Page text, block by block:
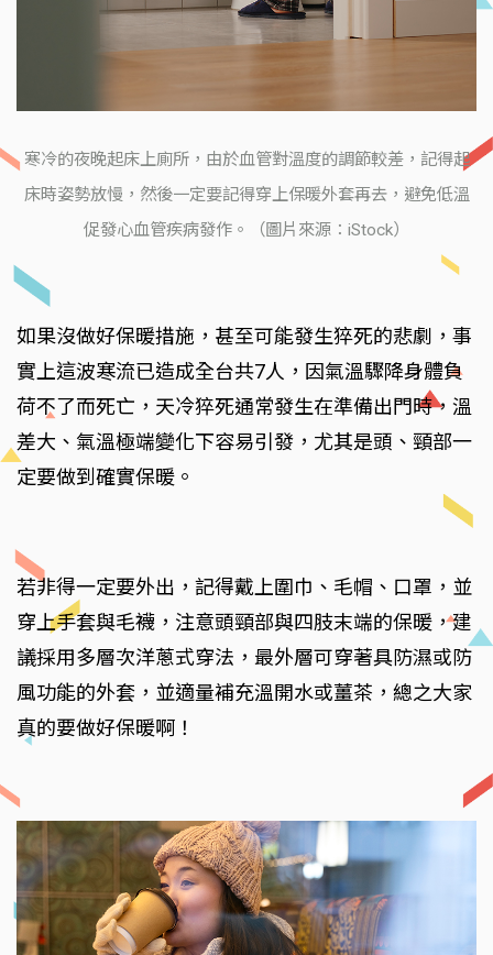
寒冷的夜晚起床上廁所，由於血管對溫度的調節較差，記得起
床時姿勢放慢，然後一定要記得穿上保暖外套再去，避免低溫
促發心血管疾病發作。（圖片來源：iStock）
如果沒做好保暖措施，甚至可能發生猝死的悲劇，事
實上這波寒流已造成全台共7人，因氣溫驟降身體負
荷不了而死亡，天冷猝死通常發生在準備出門時，溫
差大、氣溫極端變化下容易引發，尤其是頭、頸部一
定要做到確實保暖。
若非得一定要外出，記得戴上圍巾、毛帽、口罩，並
穿上手套與毛襪，注意頭頸部與四肢末端的保暖，建
議採用多層次洋蔥式穿法，最外層可穿著具防濕或防
風功能的外套，並適量補充溫開水或薑茶，總之大家
真的要做好保暖啊！